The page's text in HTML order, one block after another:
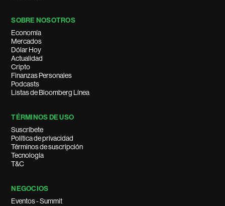
SOBRE NOSOTROS
Economía
Mercados
Dólar Hoy
Actualidad
Cripto
Finanzas Personales
Podcasts
Listas de Bloomberg Línea
TÉRMINOS DE USO
Suscríbete
Política de privacidad
Términos de suscripción
Tecnología
T&C
NEGOCIOS
Eventos - Summit